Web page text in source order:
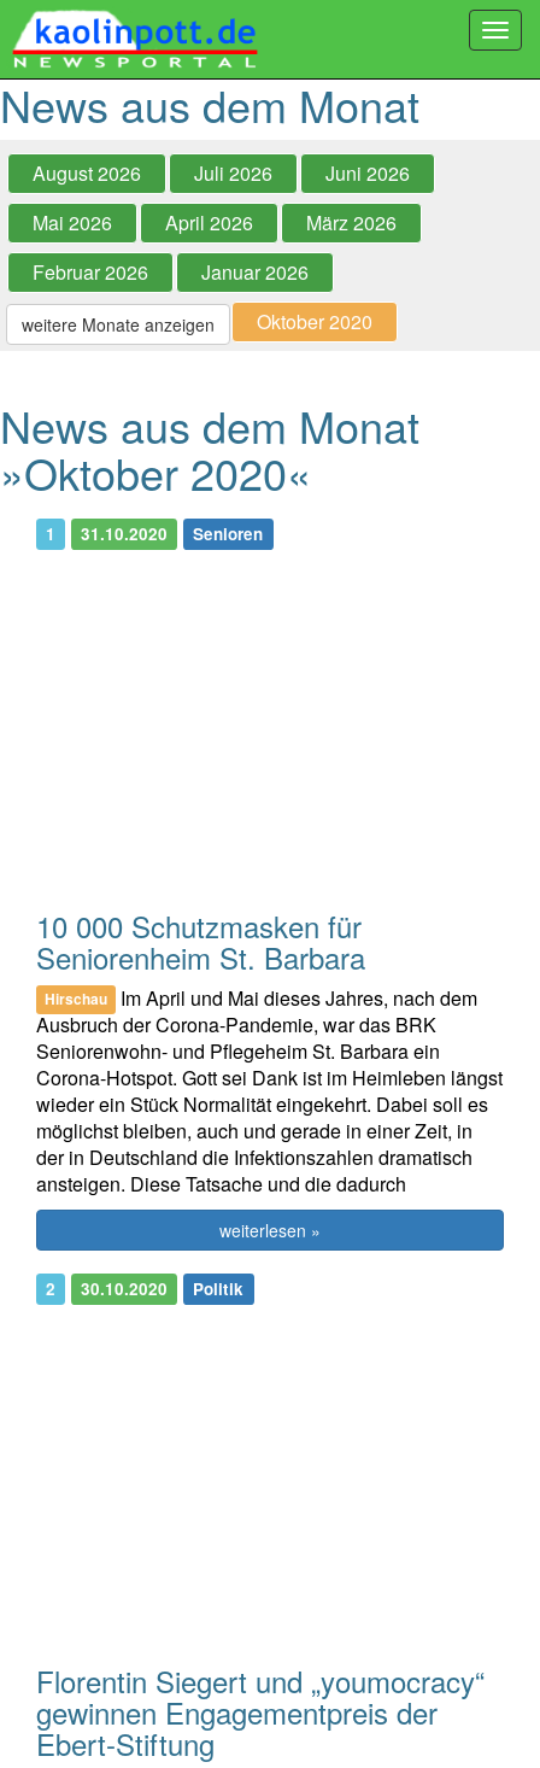
News aus dem Monat
August 2026 Juli 2026
Juni 2026
Mai 2026
April 2026
März 2026
Februar 2026
Januar 2026
weitere Monate anzeigen Oktober 2020
News aus dem Monat
»Oktober 2020«
1 31.10.2020 Senioren
10 000 Schutzmasken für
Seniorenheim St. Barbara
Hirschau
Im April und Mai dieses Jahres, nach dem
Ausbruch der Corona-Pandemie, war das BRK
Seniorenwohn- und Pflegeheim St. Barbara ein
Corona-Hotspot. Gott sei Dank ist im Heimleben längst
wieder ein Stück Normalität eingekehrt. Dabei soll es
möglichst bleiben, auch und gerade in einer Zeit, in
der in Deutschland die Infektionszahlen dramatisch
ansteigen. Diese Tatsache und die dadurch
weiterlesen »
2 30.10.2020 Politik
Florentin Siegert und „youmocracy“
gewinnen Engagementpreis der
Ebert-Stiftung